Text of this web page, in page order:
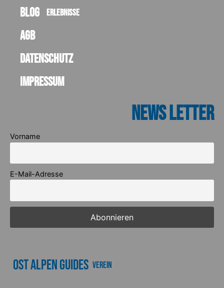
Blog Erlebnisse
AGB
Datenschutz
Impressum
News Letter
Vorname
E-Mail-Adresse
Ost Alpen Guides Verein